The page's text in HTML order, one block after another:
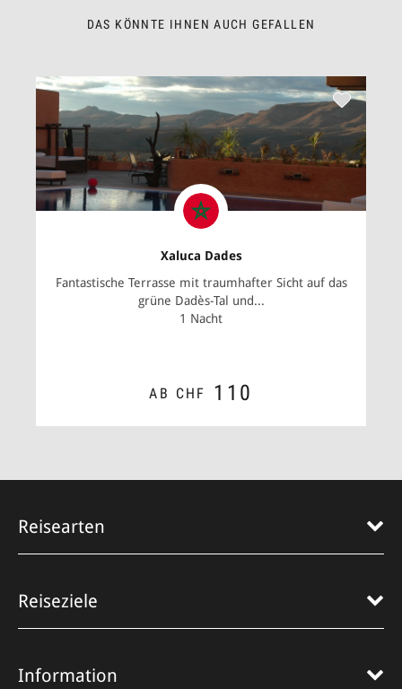
DAS KÖNNTE IHNEN AUCH GEFALLEN
Xaluca Dades
Fantastische Terrasse mit traumhafter Sicht auf das
grüne Dadès-Tal und...
1 Nacht
AB CHF 110
Reisearten
Reiseziele
Information